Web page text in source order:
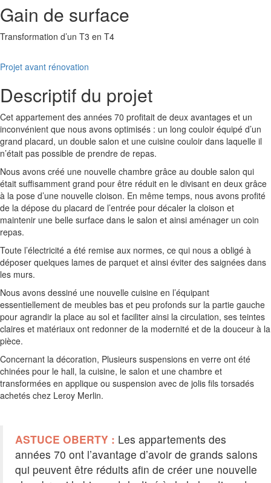
Gain de surface
Transformation d’un T3 en T4
Projet avant rénovation
Descriptif du projet
Cet appartement des années 70 profitait de deux avantages et un
inconvénient que nous avons optimisés : un long couloir équipé d’un
grand placard, un double salon et une cuisine couloir dans laquelle il
n’était pas possible de prendre de repas.
Nous avons créé une nouvelle chambre grâce au double salon qui
était suffisamment grand pour être réduit en le divisant en deux grâce
à la pose d’une nouvelle cloison. En même temps, nous avons profité
de la dépose du placard de l’entrée pour décaler la cloison et
maintenir une belle surface dans le salon et ainsi aménager un coin
repas.
Toute l’électricité a été remise aux normes, ce qui nous a obligé à
déposer quelques lames de parquet et ainsi éviter des saignées dans
les murs.
Nous avons dessiné une nouvelle cuisine en l’équipant
essentiellement de meubles bas et peu profonds sur la partie gauche
pour agrandir la place au sol et faciliter ainsi la circulation, ses teintes
claires et matériaux ont redonner de la modernité et de la douceur à la
pièce.
Concernant la décoration, Plusieurs suspensions en verre ont été
chinées pour le hall, la cuisine, le salon et une chambre et
transformées en applique ou suspension avec de jolis fils torsadés
achetés chez Leroy Merlin.
ASTUCE OBERTY : Les appartements des
années 70 ont l’avantage d’avoir de grands salons
qui peuvent être réduits afin de créer une nouvelle